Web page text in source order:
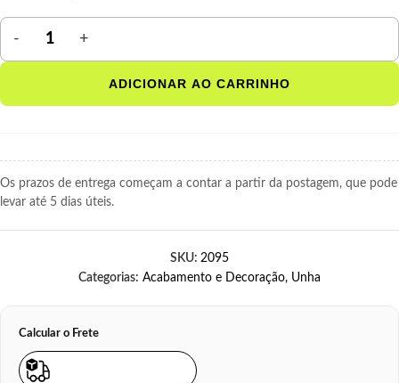
ADICIONAR AO CARRINHO
Os prazos de entrega começam a contar a partir da postagem, que pode
levar até 5 dias úteis.
SKU: 2095
Categorias: Acabamento e Decoração, Unha
Calcular o Frete